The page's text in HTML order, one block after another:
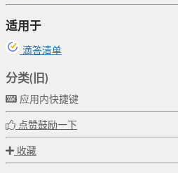
适用于
滴答清单
分类(旧)
应用内快捷键
点赞鼓励一下
收藏